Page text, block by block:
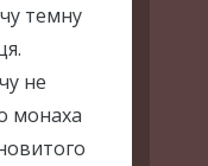
темну
не
монаха